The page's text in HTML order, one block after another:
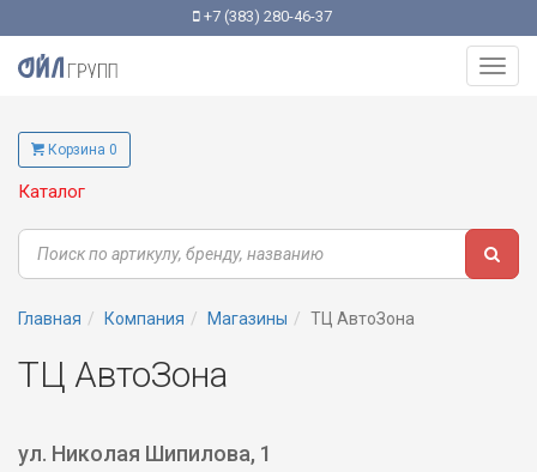
+7 (383) 280-46-37
Корзина 0
Каталог
Главная Компания Магазины ТЦ АвтоЗона
ТЦ АвтоЗона
ул. Николая Шипилова, 1